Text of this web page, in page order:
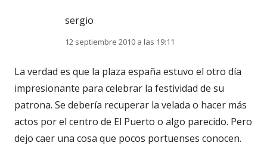
sergio
12 septiembre 2010 a las 19:11
La verdad es que la plaza españa estuvo el otro día
impresionante para celebrar la festividad de su
patrona. Se debería recuperar la velada o hacer más
actos por el centro de El Puerto o algo parecido. Pero
dejo caer una cosa que pocos portuenses conocen.